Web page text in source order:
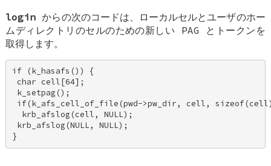
login からの次のコードは、ローカルセルとユーザのホー
ムディレクトリのセルのための新しい PAG とトークンを
取得します。
if (k_hasafs()) {
char cell[64];
k_setpag();
if(k_afs_cell_of_file(pwd->pw_dir, cell,
  krb_afslog(cell, NULL);
krb_afslog(NULL, NULL);
}